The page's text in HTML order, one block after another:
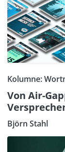
Kolumne:
Von Air-
Björn Stahl